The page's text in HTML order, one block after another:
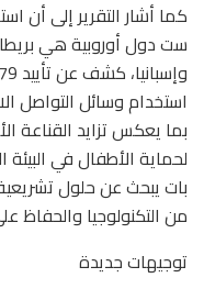
كما أشار التقرير إلى أن
ست دول أوروبية هي
استخدام وسائل التواصل
بما يعكس تزايد القناعة
لحماية الأطفال في البيئة
بات يبحث عن حلول
من التكنولوجيا والحفاظ
توجيهات جديدة